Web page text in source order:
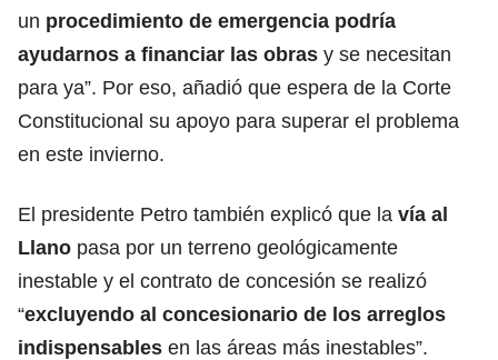
un procedimiento de emergencia podría
ayudarnos a financiar las obras y se necesitan
para ya”. Por eso, añadió que espera de la Corte
Constitucional su apoyo para superar el problema
en este invierno.
El presidente Petro también explicó que la vía al
Llano pasa por un terreno geológicamente
inestable y el contrato de concesión se realizó
“excluyendo al concesionario de los arreglos
indispensables en las áreas más inestables”.